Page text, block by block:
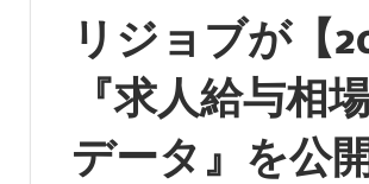
リジョブが【
『求人給与相
データ』を公開